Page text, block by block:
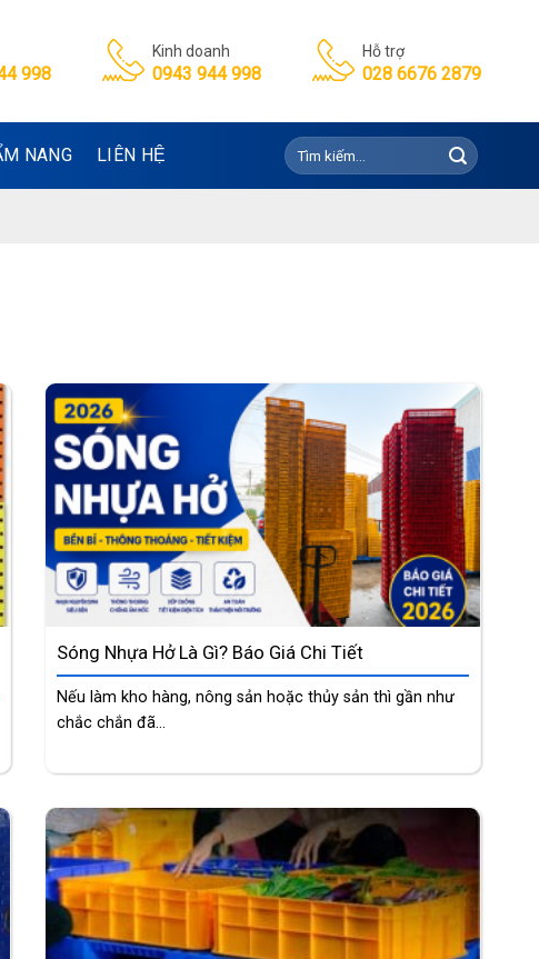
998
Kinh doanh
0943 944 998
Hỗ trợ
028 6676 2879
NANG LIÊN HỆ
Tìm
kiếm:
Sóng Nhựa Hở Là Gì? Báo Giá Chi Tiết
Nếu làm kho hàng, nông sản hoặc thủy sản thì gần như
chắc chắn đã...